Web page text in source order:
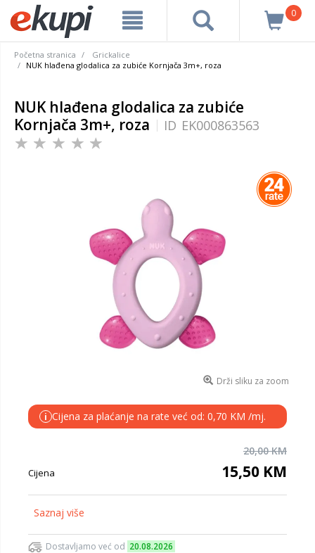
0
Početna stranica
Grickalice
NUK hlađena glodalica za zubiće Kornjača 3m+, roza
NUK hlađena glodalica za zubiće
Kornjača 3m+, roza
ID EK000863563
Drži sliku za zoom
i Cijena za plaćanje na rate već od: 0,70 KM /mj.
20,00 KM
Cijena 15,50 KM
Saznaj više
Dostavljamo već od 20.08.2026